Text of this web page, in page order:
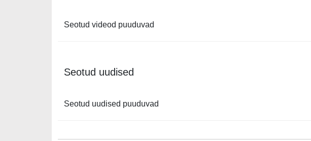
Seotud videod puuduvad
Seotud uudised
Seotud uudised puuduvad